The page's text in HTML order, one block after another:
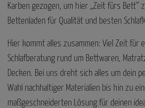
Karben gezogen, um hier „Zeit fürs Bett“
Bettenladen für Qualität und besten
Hier kommt alles zusammen: Viel Zeit für
Schlafberatung rund um Bettwaren,
Decken. Bei uns dreht sich alles um dein
Wahl nachhaltiger Materialien bis hin zu
maßgeschneiderten Lösung für deinen